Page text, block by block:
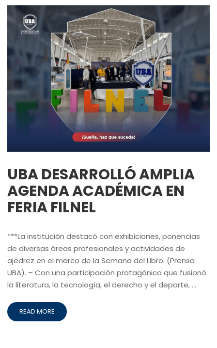
UBA DESARROLLÓ AMPLIA
AGENDA ACADÉMICA EN
FERIA FILNEL
***La institución destacó con exhibiciones, ponencias
de diversas áreas profesionales y actividades de
ajedrez en el marco de la Semana del Libro. (Prensa
UBA). – Con una participación protagónica que fusionó
la literatura, la tecnología, el derecho y el deporte, …
READ MORE